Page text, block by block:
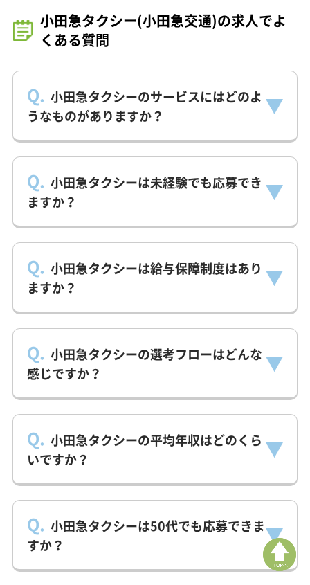
小田急タクシー(小田急交通)の求人でよ
くある質問
Q. 小田急タクシーのサービスにはどのよ
うなものがありますか？
Q. 小田急タクシーは未経験でも応募でき
ますか？
Q. 小田急タクシーは給与保障制度はあり
ますか？
Q. 小田急タクシーの選考フローはどんな
感じですか？
Q. 小田急タクシーの平均年収はどのくら
いですか？
Q. 小田急タクシーは50代でも応募できま
すか？